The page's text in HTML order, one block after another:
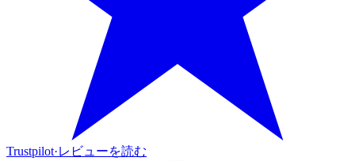
Trustpilot· レビューを読む